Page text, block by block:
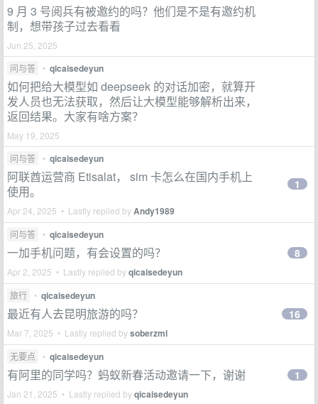
9 月 3 号阅兵有被邀约的吗？他们是不是有邀约机
制，想带孩子过去看看
Jun 25, 2025
问与答
• qicaisedeyun
如何把给大模型如 deepseek 的对话加密，就算开
发人员也无法获取，然后让大模型能够解析出来，
返回结果。大家有啥方案？
May 19, 2025
问与答
• qicaisedeyun
阿联酋运营商 Etisalat， sim 卡怎么在国内手机上
使用。
Apr 24, 2025 • Lastly replied byAndy1989
1
问与答 • qicaisedeyun
一加手机问题，有会设置的吗？
Apr 2, 2025 • Lastly replied byqicaisedeyun
8
旅行 • qicaisedeyun
最近有人去昆明旅游的吗？
Mar 7, 2025 • Lastly replied bysoberzml
16
无要点 • qicaisedeyun
有阿里的同学吗？蚂蚁新春活动邀请一下，谢谢
Jan 21, 2025 • Lastly replied byqicaisedeyun
1